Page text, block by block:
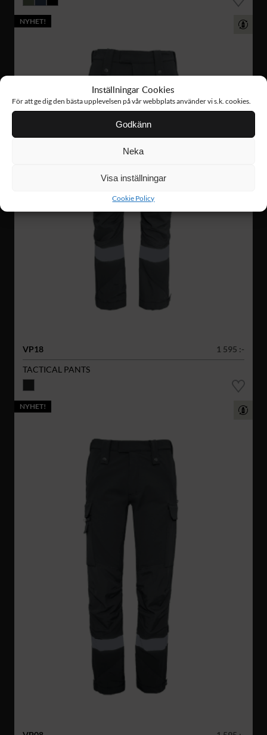
Inställningar Cookies
För att ge dig den bästa upplevelsen på vår webbplats använder vi s.k. cookies.
Godkänn
Neka
Visa inställningar
Cookie Policy
NYHET!
VP18
1 595 :-
TACTICAL PANTS
NYHET!